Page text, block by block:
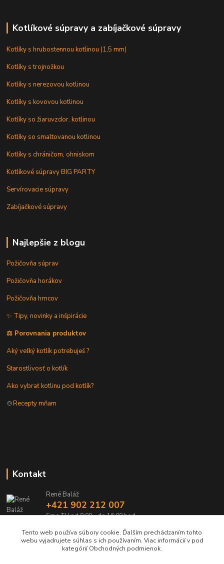
Kotlíkové súpravy a zabíjačkové súpravy
Kotlíky s hrubostennou kotlinou (1,5 mm)
Kotlíky s trojnožkou
Kotlíky s nerezovou kotlinou
Kotlíky s kovovou kotlinou
Kotlíky so žiaruvzdor. kotlinou
Kotlíky so smaltovanou kotlinou
Kotlíky s chráničom, ohniskom
Kotlíkové súpravy BIG PARTY
Servírovacie súpravy
Zabíjačkové súpravy
Najlepšie z blogu
Požičovňa súprav
Požičovňa horákov
Požičovňa hrncov
✨ Tipy, novinky a inšpirácie
⚖️ Porovnania produktov
Aký veľký kotlík potrebuješ ?
Starostlivosť o kotlík
Ako vybrať kotlinu pod kotlík?
🍲Recepty mňam
Kontakt
René Baláž
+421 902 212 007
Sme TU od 8:00 - do 16:00 hod
info@kotlik.sk
Tento web používa súbory cookie. Ďalším prechádzaním tohto
webu vyjadrujete súhlas s ich používaním. Viac informácií v pod
kategórií Obchodných podmienok.